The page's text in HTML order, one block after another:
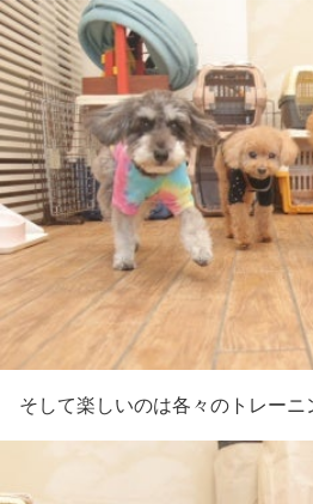
そして楽しいのは各々のトレーニ